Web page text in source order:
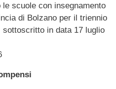
scuole con insegnamento
di Bolzano per il triennio
sottoscritto in data 17 luglio